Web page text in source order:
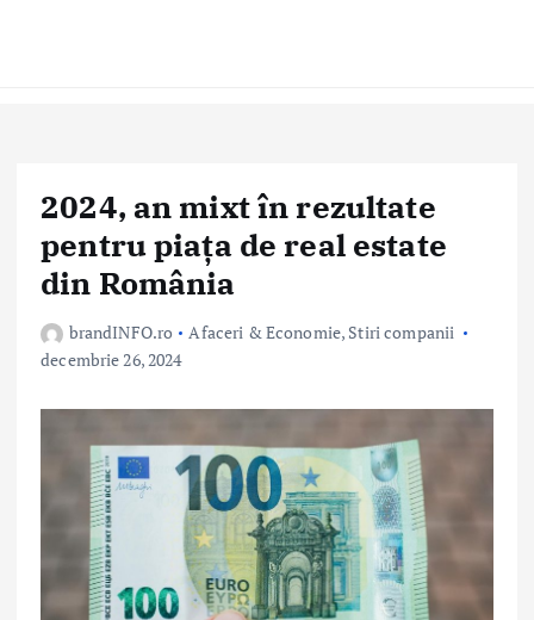
2024, an mixt în rezultate
pentru piața de real estate
din România
brandINFO.ro Afaceri & Economie, Stiri companii
decembrie 26, 2024